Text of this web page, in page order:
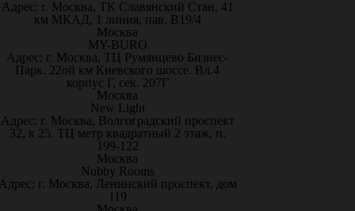
Адрес: г. Москва, ТК Славянский Стан, 41
км МКАД, 1 линия, пав. В19/4
Москва
MY-BURO
Адрес: г. Москва, ТЦ Румянцево Бизнес-
Парк. 22ой км Киевского шоссе. Вл.4
корпус Г, сек. 207Г
Москва
New Light
Адрес: г. Москва, Волгоградский проспект
32, к 25. ТЦ метр квадратный 2 этаж, п.
199-122
Москва
Nobby Rooms
г. Москва, Ленинский проспект, дом
119